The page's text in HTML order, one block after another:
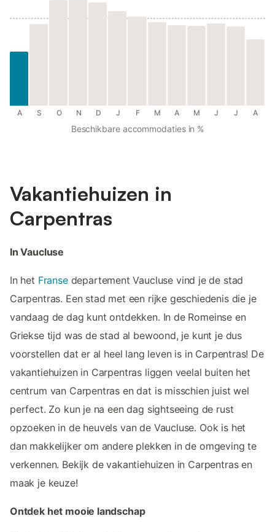
A S O N D J F M A M J J A
Beschikbare accommodaties in %
Vakantiehuizen in
Carpentras
In Vaucluse
In het Fransedepartement Vaucluse vind je de stad
Carpentras. Een stad met een rijke geschiedenis die je
vandaag de dag kunt ontdekken. In de Romeinse en
Griekse tijd was de stad al bewoond, je kunt je dus
voorstellen dat er al heel lang leven is in Carpentras! De
vakantiehuizen in Carpentras liggen veelal buiten het
centrum van Carpentras en dat is misschien juist wel
perfect. Zo kun je na een dag sightseeing de rust
opzoeken in de heuvels van de Vaucluse. Ook is het
dan makkelijker om andere plekken in de omgeving te
verkennen. Bekijk de vakantiehuizen in Carpentras en
maak je keuze!
Ontdek het mooie landschap